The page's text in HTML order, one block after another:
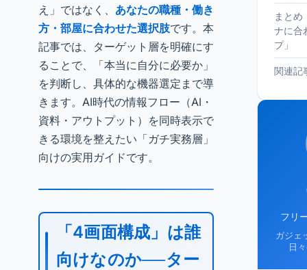
え」ではなく、 あなたの職種・働き
方・部屋に合わせた選択肢です。本
記事では、ターゲット層を明確にす
ることで、「本当に自分に必要か」
を判断し、具体的な機器選定まで導
きます。AI時代の情報フロー（AI・
資料・アウトプット）を同時表示で
きる環境を整えたい「ガチ実務層」
向けの実用ガイドです。
「4画面構成」は誰
向けなのか──ター
まとめ
ナに合
プ」
関連記
フリ
ガジェ
日